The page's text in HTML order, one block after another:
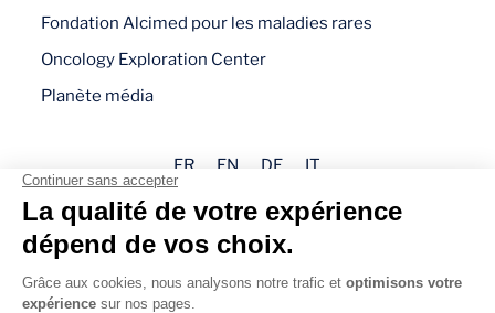
Fondation Alcimed pour les maladies rares
Oncology Exploration Center
Planète média
FR EN DE IT
Mentions légales